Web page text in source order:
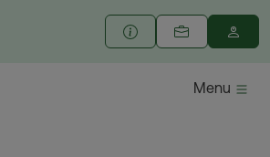
Menu